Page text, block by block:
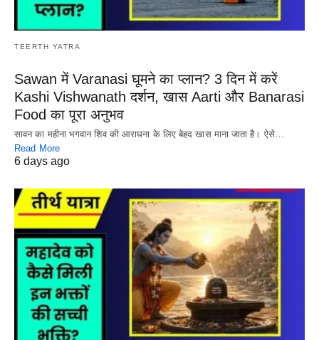
TEERTH YATRA
Sawan में Varanasi घूमने का प्लान? 3 दिन में करें
Kashi Vishwanath दर्शन, खास Aarti और Banarasi
Food का पूरा अनुभव
सावन का महीना भगवान शिव की आराधना के लिए बेहद खास माना जाता है। ऐसे…
Read More
6 days ago